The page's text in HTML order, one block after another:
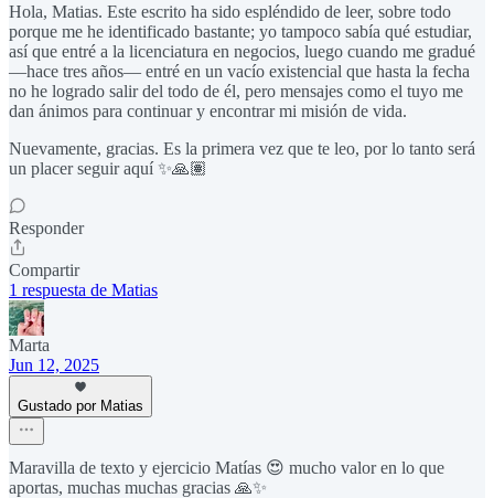
Hola, Matias. Este escrito ha sido espléndido de leer, sobre todo
porque me he identificado bastante; yo tampoco sabía qué estudiar,
así que entré a la licenciatura en negocios, luego cuando me gradué
—hace tres años— entré en un vacío existencial que hasta la fecha
no he logrado salir del todo de él, pero mensajes como el tuyo me
dan ánimos para continuar y encontrar mi misión de vida.
Nuevamente, gracias. Es la primera vez que te leo, por lo tanto será
un placer seguir aquí ✨🙏🏽
Responder
Compartir
1 respuesta de Matias
Marta
Jun 12, 2025
Gustado por Matias
Maravilla de texto y ejercicio Matías 😍 mucho valor en lo que
aportas, muchas muchas gracias 🙏✨